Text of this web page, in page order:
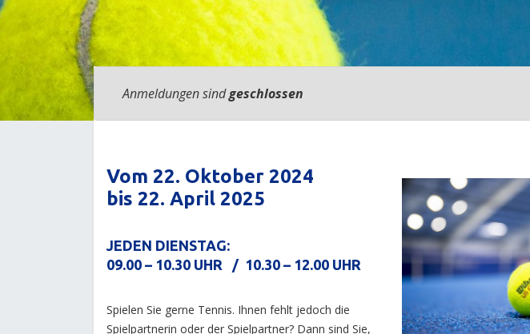
Anmeldungen sindgeschlossen
Vom 22. Oktober 2024
bis 22. April 2025
JEDEN DIENSTAG:
09.00 – 10.30 UHR / 10.30 – 12.00 UHR
Spielen Sie gerne Tennis. Ihnen fehlt jedoch die
Spielpartnerin oder der Spielpartner? Dann sind Sie,